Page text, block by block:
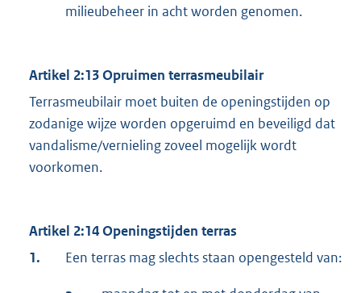
milieubeheer in acht worden genomen.
Artikel 2:13 Opruimen terrasmeubilair
Terrasmeubilair moet buiten de openingstijden op
zodanige wijze worden opgeruimd en beveiligd dat
vandalisme/vernieling zoveel mogelijk wordt
voorkomen.
Artikel 2:14 Openingstijden terras
1.
Een terras mag slechts staan opengesteld van: